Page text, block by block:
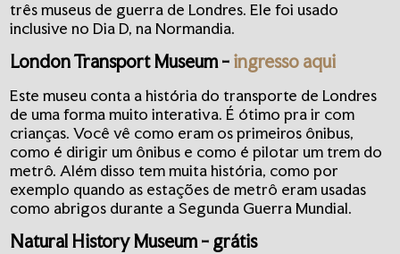
três museus de guerra de Londres. Ele foi usado
inclusive no Dia D, na Normandia.
London Transport Museum - ingresso aqui
Este museu conta a história do transporte de Londres
de uma forma muito interativa. É ótimo pra ir com
crianças. Você vê como eram os primeiros ônibus,
como é dirigir um ônibus e como é pilotar um trem do
metrô. Além disso tem muita história, como por
exemplo quando as estações de metrô eram usadas
como abrigos durante a Segunda Guerra Mundial.
Natural History Museum - grátis